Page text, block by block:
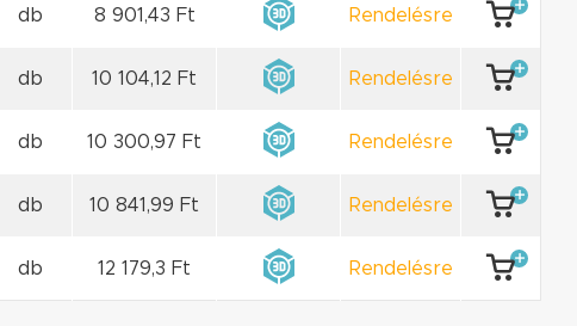
db 8 901,43 Ft Rendelésre
db 10 104,12 Ft Rendelésre
db 10 300,97 Ft Rendelésre
db 10 841,99 Ft Rendelésre
db 12 179,3 Ft Rendelésre